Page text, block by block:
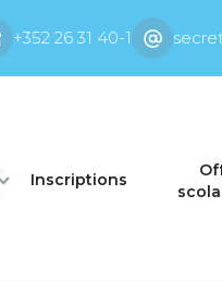
+352 26 31 40-1
Inscriptions